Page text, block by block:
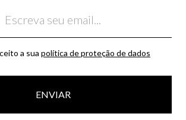
a sua política de proteção de dados
ENVIAR